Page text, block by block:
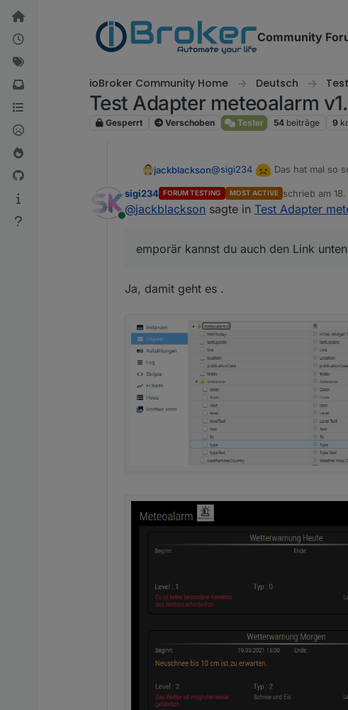
Weiter zum Inhalt
Community
ioBroker Community Home Deutsch
Test Adapter meteoalarm
Gesperrt Verschoben Tester 54 beiträge 9
jackblackson@sigi234
Das hat mal so
du auch den Link unten
Online
sigi234 FORUM TESTING MOST ACTIVE schrieb am
zuletzt editiert
@jackblackson sagte in Test Adapter
emporär kannst du auch den Link
Ja, damit geht es .